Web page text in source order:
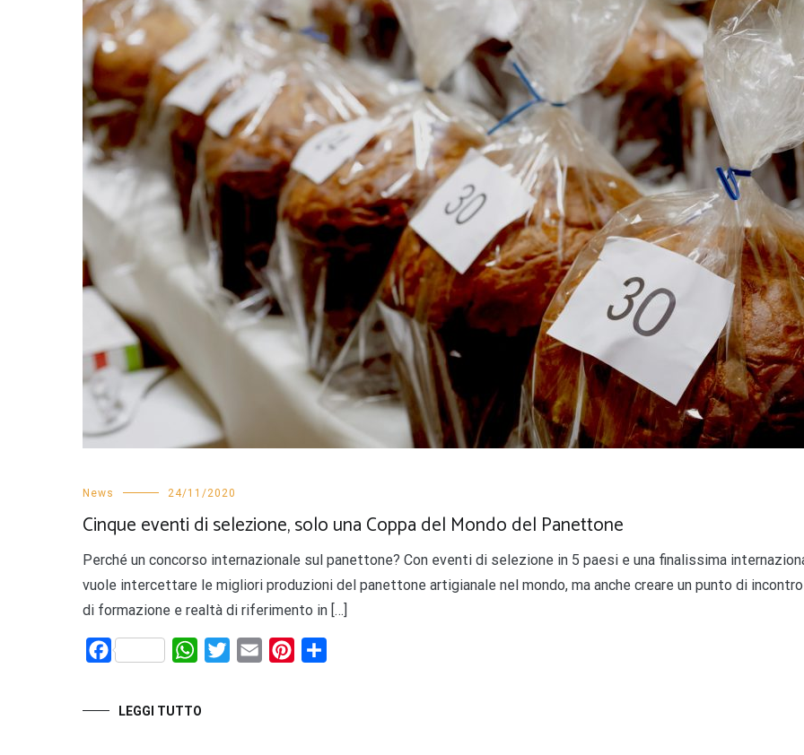
News 24/11/2020
Cinque eventi di selezione, solo una Coppa del Mondo del Panettone
Perché un concorso internazionale sul panettone? Con eventi di selezione in 5 paesi e una finalissima
vuole intercettare le migliori produzioni del panettone artigianale nel mondo, ma anche creare un punto di
di formazione e realtà di riferimento in […]
Facebook WhatsAppTwitterEmail Pinterest
LEGGI TUTTO